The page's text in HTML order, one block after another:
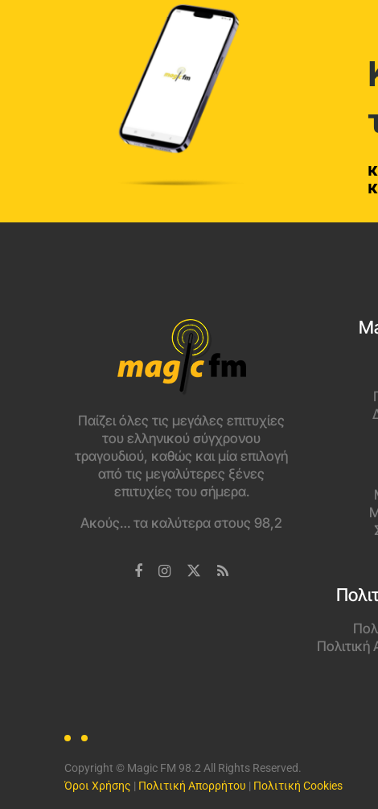
Παίζει όλες τις μεγάλες επιτυχίες
του ελληνικού σύγχρονου
τραγουδιού, καθώς και μία επιλογή
από τις μεγαλύτερες ξένες
επιτυχίες του σήμερα.
Ακούς… τα καλύτερα στους 98,2
Copyright © Magic FM 98.2 All Rights Reserved.
Όροι Χρήσης | Πολιτική Απορρήτου | Πολιτική Cookies